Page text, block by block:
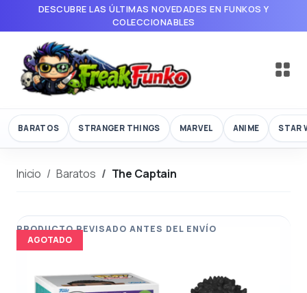
DESCUBRE LAS ÚLTIMAS NOVEDADES EN FUNKOS Y
COLECCIONABLES
BARATOS STRANGER THINGS MARVEL ANIME STAR
Inicio Baratos The Captain
AGOTADO